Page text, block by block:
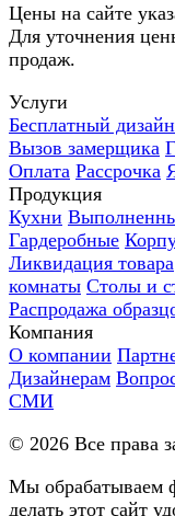
Цены на сайте
Для уточнения
продаж.
Услуги
Бесплатный
Вызов замерщика
Оплата Рассрочка
Продукция
Кухни
Гардеробные
Ликвидация товара
комнаты Столы и
Распродажа
Компания
О компании
Дизайнерам
СМИ
© 2026 Все права
Мы обрабатываем
делать этот сайт